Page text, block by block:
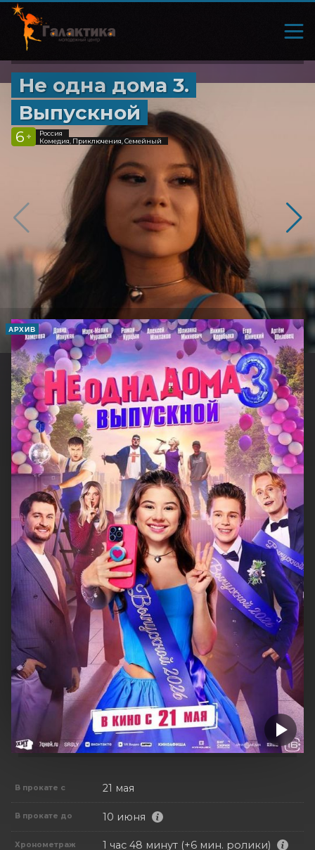
Не одна дома 3.
Выпускной
6 +
Россия
Комедия, Приключения, Семейный
АРХИВ
В прокате с 21 мая
В прокате до 10 июня
Хронометраж 1 час 48 минут (+6 мин. ролики)